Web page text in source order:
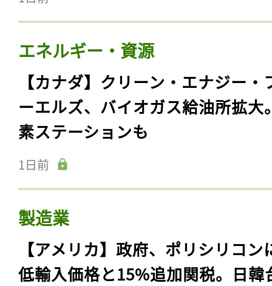
エネルギー・資源
【カナダ】クリーン・エナジー・
ーエルズ、バイオガス給油所拡大
素ステーションも
1日前
製造業
【アメリカ】政府、ポリシリコン
低輸入価格と15%追加関税。日韓